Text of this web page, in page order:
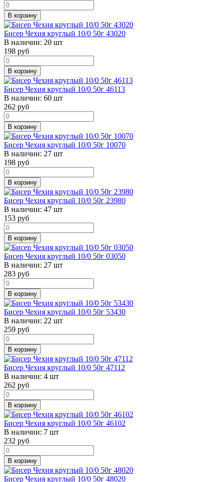
В корзину
Бисер Чехия круглый 10/0 50г 43020
В наличии: 20 шт
198 руб
В корзину
Бисер Чехия круглый 10/0 50г 46113
В наличии: 60 шт
262 руб
В корзину
Бисер Чехия круглый 10/0 50г 10070
В наличии: 27 шт
198 руб
В корзину
Бисер Чехия круглый 10/0 50г 23980
В наличии: 47 шт
153 руб
В корзину
Бисер Чехия круглый 10/0 50г 03050
В наличии: 27 шт
283 руб
В корзину
Бисер Чехия круглый 10/0 50г 53430
В наличии: 22 шт
259 руб
В корзину
Бисер Чехия круглый 10/0 50г 47112
В наличии: 4 шт
262 руб
В корзину
Бисер Чехия круглый 10/0 50г 46102
В наличии: 7 шт
232 руб
В корзину
Бисер Чехия круглый 10/0 50г 48020